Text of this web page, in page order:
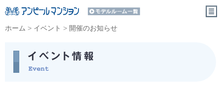
ホーム > イベント > 開催のお知らせ